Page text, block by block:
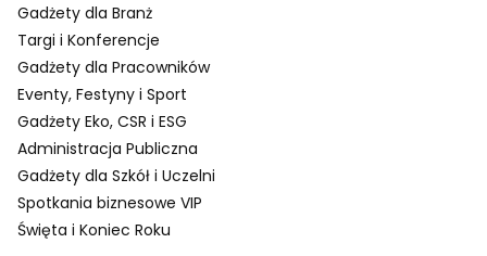
Gadżety dla Branż
Targi i Konferencje
Gadżety dla Pracowników
Eventy, Festyny i Sport
Gadżety Eko, CSR i ESG
Administracja Publiczna
Gadżety dla Szkół i Uczelni
Spotkania biznesowe VIP
Święta i Koniec Roku